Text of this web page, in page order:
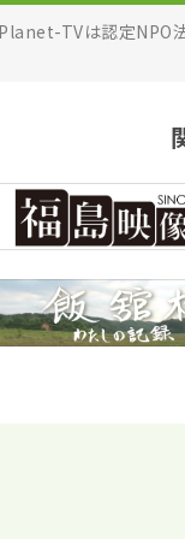
TVは認定NPO